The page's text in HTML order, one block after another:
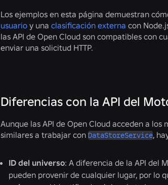
Los ejemplos en esta página demuestran
usuario y una clasificación externa con
las API de Open Cloud son compatibles con
enviar una solicitud HTTP.
Diferencias con la API del
Aunque las API de Open Cloud acceden a
similares a trabajar con DataStoreService,
ID del universo: A diferencia de la API del
pueden provenir de cualquier lugar, por lo